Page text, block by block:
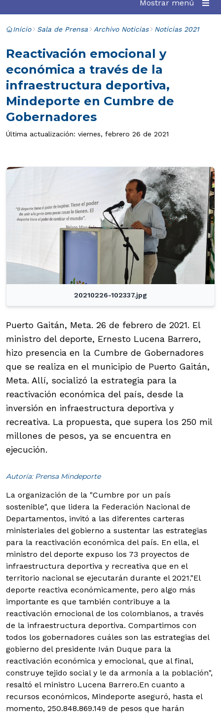
Mostrar menú
Inicio Sala de Prensa Archivo Noticias Noticias 2021
Reactivación emocional y
económica a través de la
infraestructura deportiva,
Mindeporte en Cumbre de
Gobernadores
Última actualización: viernes, febrero 26 de 2021
20210226-102337.jpg
Puerto Gaitán, Meta. 26 de febrero de 2021. El
ministro del deporte, Ernesto Lucena Barrero,
hizo presencia en la Cumbre de Gobernadores
que se realiza en el municipio de Puerto Gaitán,
Meta. Allí, socializó la estrategia para la
reactivación económica del país, desde la
inversión en infraestructura deportiva y
recreativa. La propuesta, que supera los 250 mil
millones de pesos, ya se encuentra en
ejecución.
Autoría: Prensa Mindeporte
La organización de la "Cumbre por un país
sostenible", que lidera la Federación Nacional de
Departamentos, invitó a las diferentes carteras
ministeriales del gobierno a sustentar las estrategias
para la reactivación económica del país. En ella, el
ministro del deporte expuso los 73 proyectos de
infraestructura deportiva y recreativa que en el
territorio nacional se ejecutarán durante el 2021."El
deporte reactiva económicamente, pero algo más
importante es que también contribuye a la
reactivación emocional de los colombianos, a través
de la infraestructura deportiva. Compartimos con
todos los gobernadores cuáles son las estrategias del
gobierno del presidente Iván Duque para la
reactivación económica y emocional, que al final,
construye tejido social y le da armonía a la población",
resaltó el ministro Lucena Barrero.En cuanto a
recursos económicos, Mindeporte aseguró, hasta el
momento, 250.848.869.149 de pesos que harán